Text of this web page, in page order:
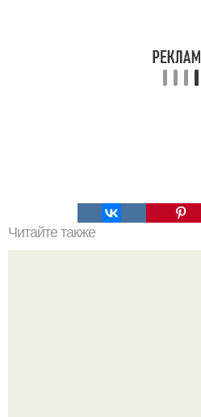
Читайте также